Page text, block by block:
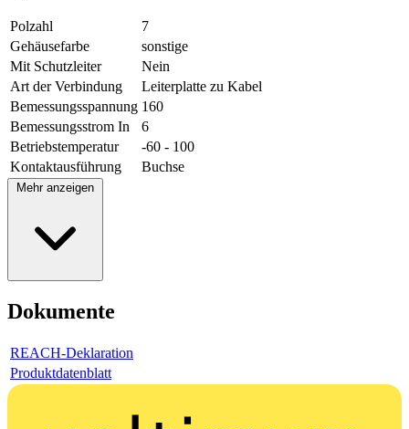
Polzahl
7
Gehäusefarbe
sonstige
Mit Schutzleiter
Nein
Art der Verbindung
Leiterplatte zu Kabel
Bemessungsspannung 160
Bemessungsstrom In
6
Betriebstemperatur
-60 - 100
Kontaktausführung
Buchse
Mehr anzeigen
Dokumente
REACH-Deklaration
Produktdatenblatt